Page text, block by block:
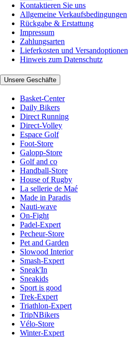
Kontaktieren Sie uns
Allgemeine Verkaufsbedingungen
Rückgabe & Erstattung
Impressum
Zahlungsarten
Lieferkosten und Versandoptionen
Hinweis zum Datenschutz
Unsere Geschäfte
Basket-Center
Daily Bikers
Direct Running
Direct-Volley
Espace Golf
Foot-Store
Galopp-Store
Golf and co
Handball-Store
House of Rugby
La sellerie de Maé
Made in Paradis
Nauti-wave
On-Fight
Padel-Expert
Pecheur-Store
Pet and Garden
Slowood Interior
Smash-Expert
Sneak'In
Sneakids
Sport is good
Trek-Expert
Triathlon-Expert
TripNBikers
Vélo-Store
Winter-Expert